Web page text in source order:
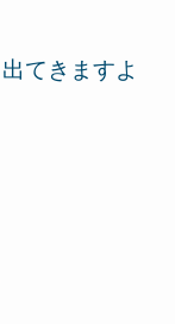
てきますよ